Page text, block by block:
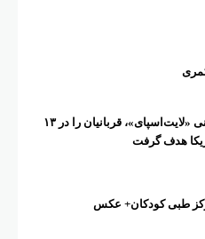
جاسوس‌افزار چینی «لایت‌اسپای»، قربانیان را در ۱۳
هدف گرفت
طبی کودکان+ عکس